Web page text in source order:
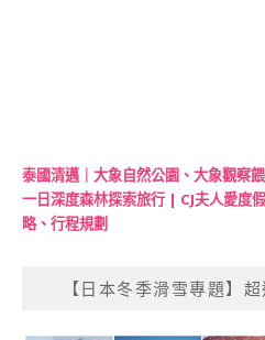
泰國清邁｜大象自然公園、大象觀
一日深度森林探索旅行 | CJ夫人愛度
略、行程規劃
【日本冬季滑雪專題】